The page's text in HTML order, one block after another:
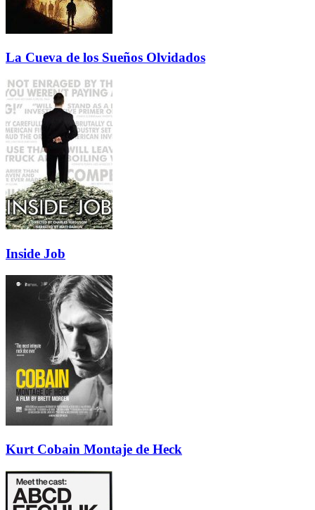
La Cueva de los Sueños Olvidados
Inside Job
Kurt Cobain Montaje de Heck